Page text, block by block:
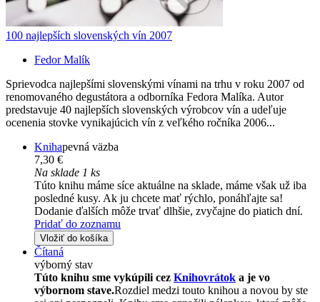
100 najlepších slovenských vín 2007
Fedor Malík
Sprievodca najlepšími slovenskými vínami na trhu v roku 2007 od
renomovaného degustátora a odborníka Fedora Malíka. Autor
predstavuje 40 najlepších slovenských výrobcov vín a udeľuje
ocenenia stovke vynikajúcich vín z veľkého ročníka 2006...
Knihapevná väzba
7,30 €
Na sklade 1 ks
Túto knihu máme síce aktuálne na sklade, máme však už iba
posledné kusy. Ak ju chcete mať rýchlo, ponáhľajte sa!
Dodanie ďalších môže trvať dlhšie, zvyčajne do piatich dní.
Pridať do zoznamu
Vložiť do košíka
Čítaná
výborný stav
Túto knihu sme vykúpili cez Knihovrátok a je vo
výbornom stave.Rozdiel medzi touto knihou a novou by ste